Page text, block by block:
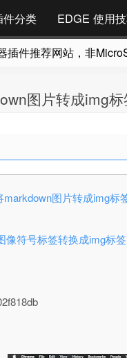
件分类 EDGE 使用
件推荐网站，非
图片转成img标
图片转成img标
像符号标签转换成img标签